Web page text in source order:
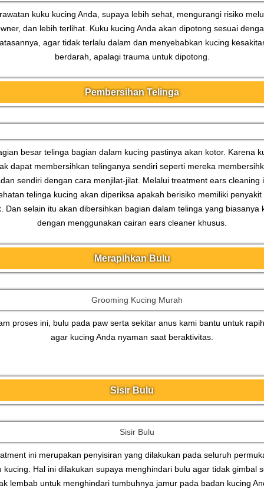
kuku kucing Anda, supaya lebih sehat, mengurangi risiko
dan lebih terlihat. Kuku kucing Anda akan dipotong sesuai
agar tidak terlalu dalam dan menyebabkan kucing
berdarah, apalagi trauma untuk dipotong.
Pembersihan Telinga
besar telinga bagian dalam kucing pastinya akan kotor. Karena
dapat membersihkan telinganya sendiri seperti mereka
sendiri dengan cara menjilat-jilat. Melalui treatment ears cleaning
telinga kucing akan diperiksa apakah berisiko memiliki penyakit
Dan selain itu akan dibersihkan bagian dalam telinga yang biasanya
dengan menggunakan cairan ears cleaner khusus.
Merapihkan Bulu
proses ini, bulu pada paw serta sekitar anus kami bantu untuk
agar kucing Anda nyaman saat beraktivitas.
Sisir Bulu
ini merupakan penyisiran yang dilakukan pada seluruh
kucing. Hal ini dilakukan supaya menghindari bulu agar tidak gimbal
lembab untuk menghindari tumbuhnya jamur pada badan kucing